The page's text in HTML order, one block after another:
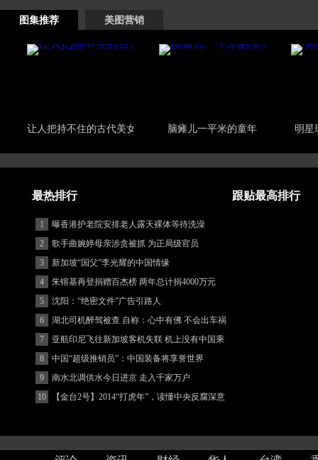
图集推荐 美图营销
让人把持不住的古代美女 脑瘫儿一平米的童年 明星
最热排行 跟贴最高排行
1
曝香港护老院安排老人露天裸体等待洗澡
2
歌手曲婉婷母亲涉贪被抓 为正局级官员
3
新加坡“国父”李光耀的中国情缘
4
朱镕基再登捐赠百杰榜 两年总计捐4000万元
5
沈阳：“绝密文件”广告引路人
6
湖北司机醉驾被查 自称：心中有佛 不会出车祸
(图)
7
亚航印尼飞往新加坡客机失联 机上没有中国乘
客
8
中国“超级推销员”：中国装备将享誉世界
9
南水北调供水今日进京 走入千家万户
10
【金台2号】2014“打虎年”，读懂中央反腐深意